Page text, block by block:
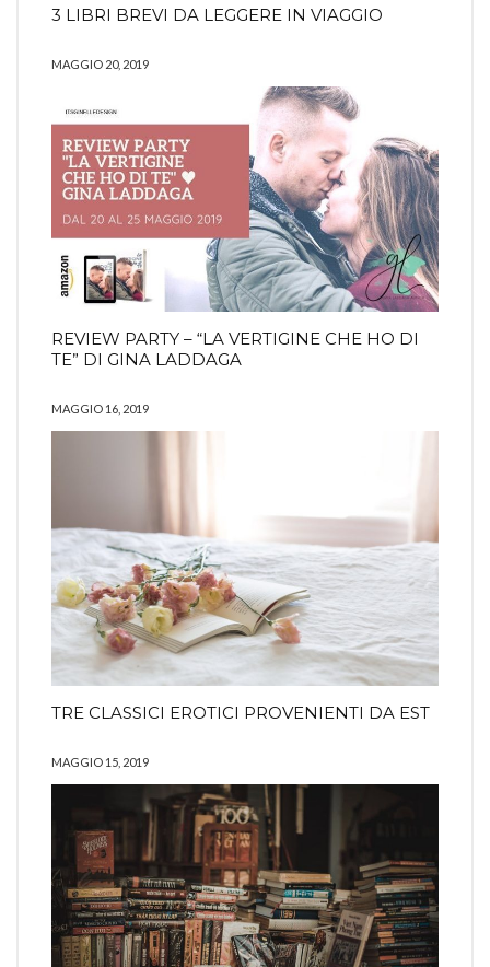
3 LIBRI BREVI DA LEGGERE IN VIAGGIO
MAGGIO 20, 2019
REVIEW PARTY – “LA VERTIGINE CHE HO DI
TE” DI GINA LADDAGA
MAGGIO 16, 2019
TRE CLASSICI EROTICI PROVENIENTI DA EST
MAGGIO 15, 2019